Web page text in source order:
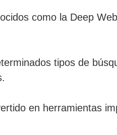
como la Deep
tipos de
en herramientas